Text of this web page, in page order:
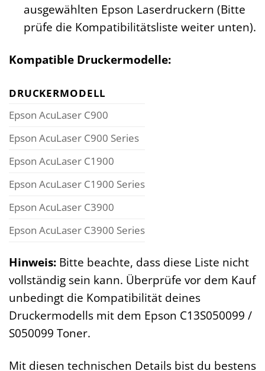
ausgewählten Epson Laserdruckern (Bitte
prüfe die Kompatibilitätsliste weiter unten).
Kompatible Druckermodelle:
DRUCKERMODELL
Epson AcuLaser C900
Epson AcuLaser C900 Series
Epson AcuLaser C1900
Epson AcuLaser C1900 Series
Epson AcuLaser C3900
Epson AcuLaser C3900 Series
Hinweis: Bitte beachte, dass diese Liste nicht
vollständig sein kann. Überprüfe vor dem Kauf
unbedingt die Kompatibilität deines
Druckermodells mit dem Epson C13S050099 /
S050099 Toner.
Mit diesen technischen Details bist du bestens